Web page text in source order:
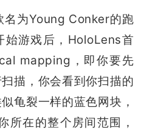
为Young Conker的跑
始游戏后，HoloLens首
mapping，即你要先
描，你会看到你扫描的
龟裂一样的蓝色网块，
所在的整个房间范围，